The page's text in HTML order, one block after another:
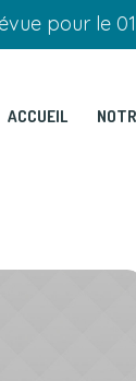
pour le
ACCUEIL